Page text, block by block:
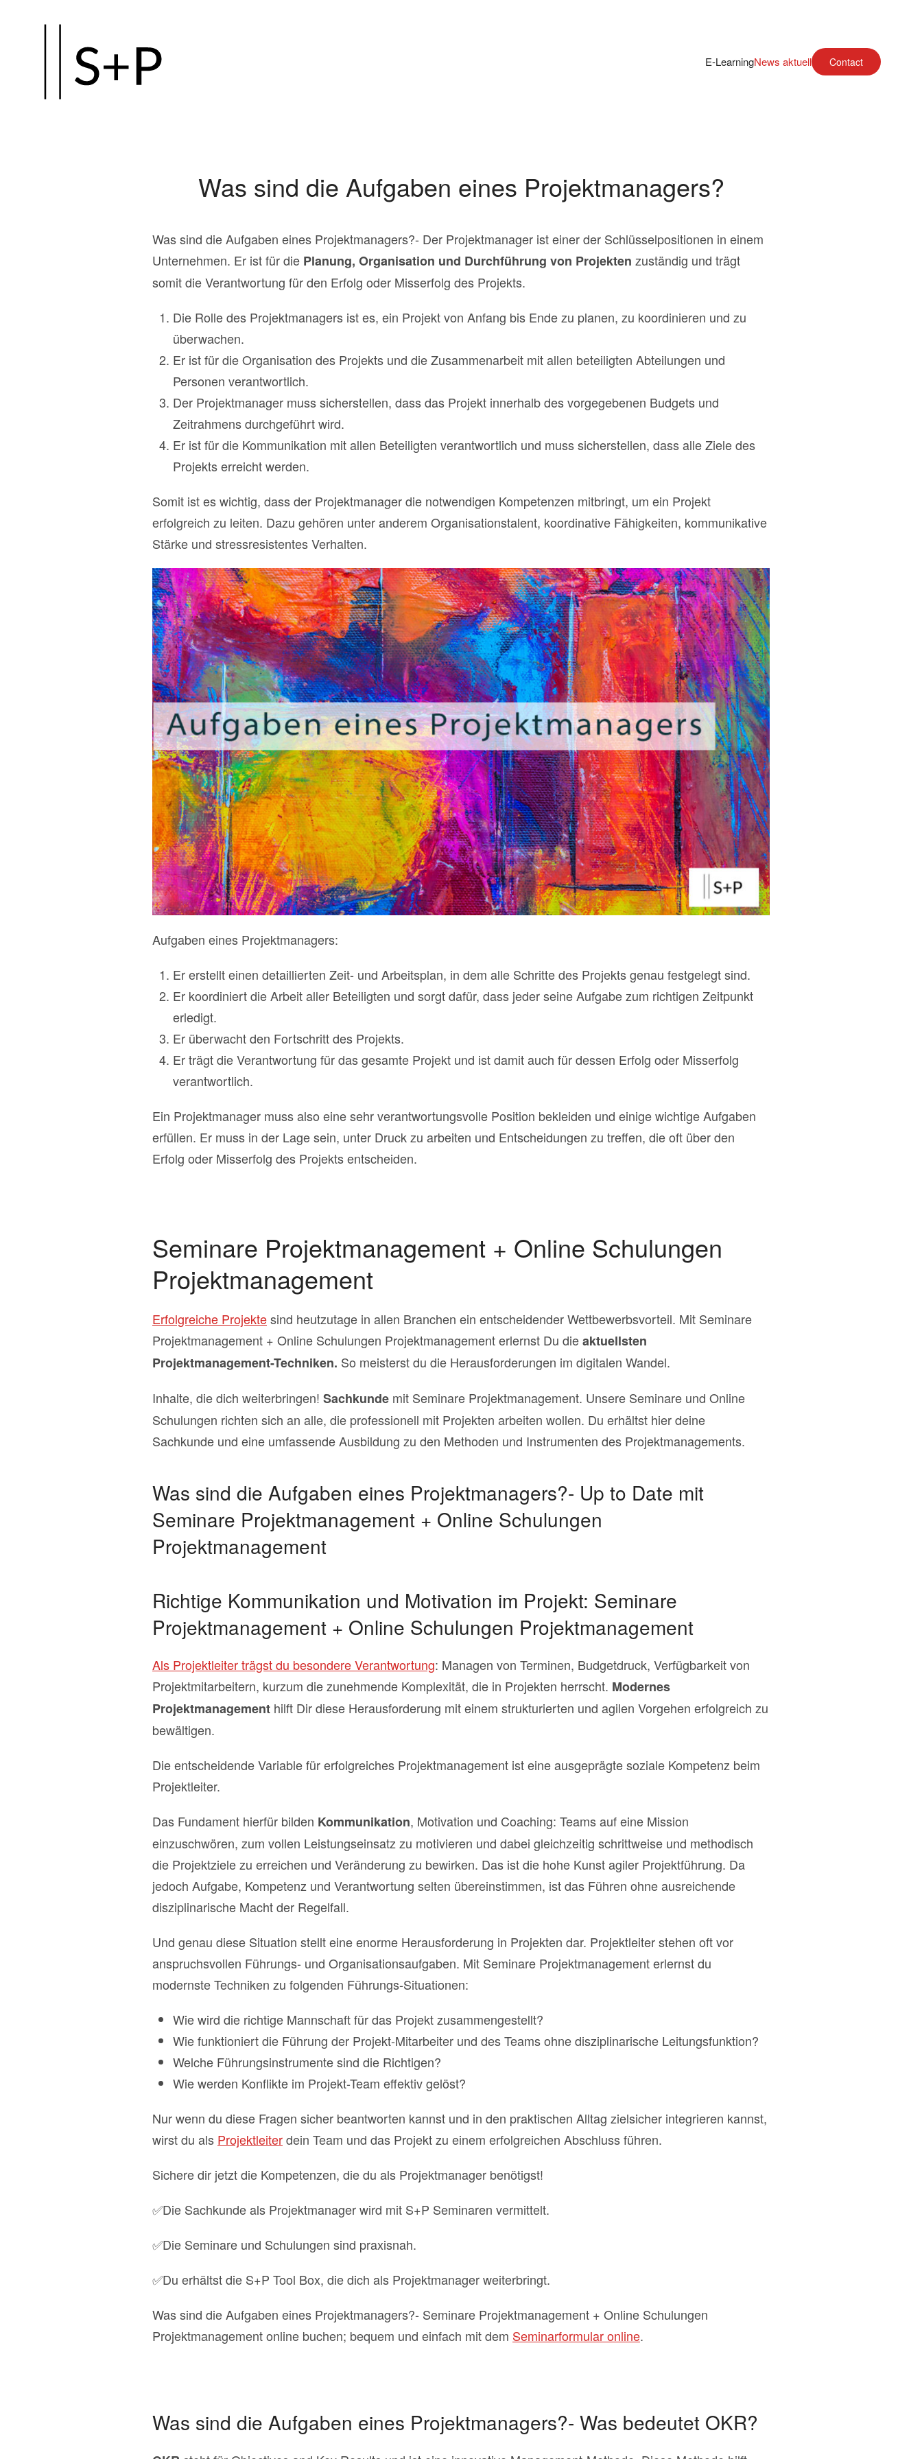
Hauptinhalt
E-LearningNews aktuell Contact
Was sind die Aufgaben eines Projektmanagers?
Was sind die Aufgaben eines Projektmanagers?- Der Projektmanager ist einer der Schlüsselpositionen in einem
Unternehmen. Er ist für die Planung, Organisation und Durchführung von Projekten zuständig und trägt
somit die Verantwortung für den Erfolg oder Misserfolg des Projekts.
Die Rolle des Projektmanagers ist es, ein Projekt von Anfang bis Ende zu planen, zu koordinieren und zu
überwachen.
Er ist für die Organisation des Projekts und die Zusammenarbeit mit allen beteiligten Abteilungen und
Personen verantwortlich.
Der Projektmanager muss sicherstellen, dass das Projekt innerhalb des vorgegebenen Budgets und
Zeitrahmens durchgeführt wird.
Er ist für die Kommunikation mit allen Beteiligten verantwortlich und muss sicherstellen, dass alle Ziele des
Projekts erreicht werden.
Somit ist es wichtig, dass der Projektmanager die notwendigen Kompetenzen mitbringt, um ein Projekt
erfolgreich zu leiten. Dazu gehören unter anderem Organisationstalent, koordinative Fähigkeiten, kommunikative
Stärke und stressresistentes Verhalten.
Aufgaben eines Projektmanagers:
Er erstellt einen detaillierten Zeit- und Arbeitsplan, in dem alle Schritte des Projekts genau festgelegt sind.
Er koordiniert die Arbeit aller Beteiligten und sorgt dafür, dass jeder seine Aufgabe zum richtigen Zeitpunkt
erledigt.
Er überwacht den Fortschritt des Projekts.
Er trägt die Verantwortung für das gesamte Projekt und ist damit auch für dessen Erfolg oder Misserfolg
verantwortlich.
Ein Projektmanager muss also eine sehr verantwortungsvolle Position bekleiden und einige wichtige Aufgaben
erfüllen. Er muss in der Lage sein, unter Druck zu arbeiten und Entscheidungen zu treffen, die oft über den
Erfolg oder Misserfolg des Projekts entscheiden.
Seminare Projektmanagement + Online Schulungen
Projektmanagement
Erfolgreiche Projektesind heutzutage in allen Branchen ein entscheidender Wettbewerbsvorteil. Mit Seminare
Projektmanagement + Online Schulungen Projektmanagement erlernst Du dieaktuellsten
Projektmanagement-Techniken. So meisterst du die Herausforderungen im digitalen Wandel.
Inhalte, die dich weiterbringen! Sachkunde mit Seminare Projektmanagement. Unsere Seminare und Online
Schulungen richten sich an alle, die professionell mit Projekten arbeiten wollen. Du erhältst hier deine
Sachkunde und eine umfassende Ausbildung zu den Methoden und Instrumenten des Projektmanagements.
Was sind die Aufgaben eines Projektmanagers?- Up to Date mit
Seminare Projektmanagement + Online Schulungen
Projektmanagement
Richtige Kommunikation und Motivation im Projekt: Seminare
Projektmanagement + Online Schulungen Projektmanagement
Als Projektleiter trägst du besondere Verantwortung: Managen von Terminen, Budgetdruck, Verfügbarkeit von
Projektmitarbeitern, kurzum die zunehmende Komplexität, die in Projekten herrscht. Modernes
Projektmanagement hilft Dir diese Herausforderung mit einem strukturierten und agilen Vorgehen erfolgreich zu
bewältigen.
Die entscheidende Variable für erfolgreiches Projektmanagement ist eine ausgeprägte soziale Kompetenz beim
Projektleiter.
Das Fundament hierfür bilden Kommunikation, Motivation und Coaching: Teams auf eine Mission
einzuschwören, zum vollen Leistungseinsatz zu motivieren und dabei gleichzeitig schrittweise und methodisch
die Projektziele zu erreichen und Veränderung zu bewirken. Das ist die hohe Kunst agiler Projektführung. Da
jedoch Aufgabe, Kompetenz und Verantwortung selten übereinstimmen, ist das Führen ohne ausreichende
disziplinarische Macht der Regelfall.
Und genau diese Situation stellt eine enorme Herausforderung in Projekten dar. Projektleiter stehen oft vor
anspruchsvollen Führungs- und Organisationsaufgaben. Mit Seminare Projektmanagement erlernst du
modernste Techniken zu folgenden Führungs-Situationen:
Wie wird die richtige Mannschaft für das Projekt zusammengestellt?
Wie funktioniert die Führung der Projekt-Mitarbeiter und des Teams ohne disziplinarische Leitungsfunktion?
Welche Führungsinstrumente sind die Richtigen?
Wie werden Konflikte im Projekt-Team effektiv gelöst?
Nur wenn du diese Fragen sicher beantworten kannst und in den praktischen Alltag zielsicher integrieren kannst,
wirst du als Projektleiterdein Team und das Projekt zu einem erfolgreichen Abschluss führen.
Sichere dir jetzt die Kompetenzen, die du als Projektmanager benötigst!
✅Die Sachkunde als Projektmanager wird mit S+P Seminaren vermittelt.
✅Die Seminare und Schulungen sind praxisnah.
✅Du erhältst die S+P Tool Box, die dich als Projektmanager weiterbringt.
Was sind die Aufgaben eines Projektmanagers?- Seminare Projektmanagement + Online Schulungen
Projektmanagement online buchen; bequem und einfach mit dem Seminarformular online.
Was sind die Aufgaben eines Projektmanagers?- Was bedeutet OKR?